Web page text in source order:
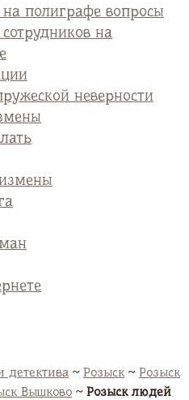
полиграфе вопросы
на
неверности
детектива ~ Розыск~ Розыск
Вышково ~ Розыск людей